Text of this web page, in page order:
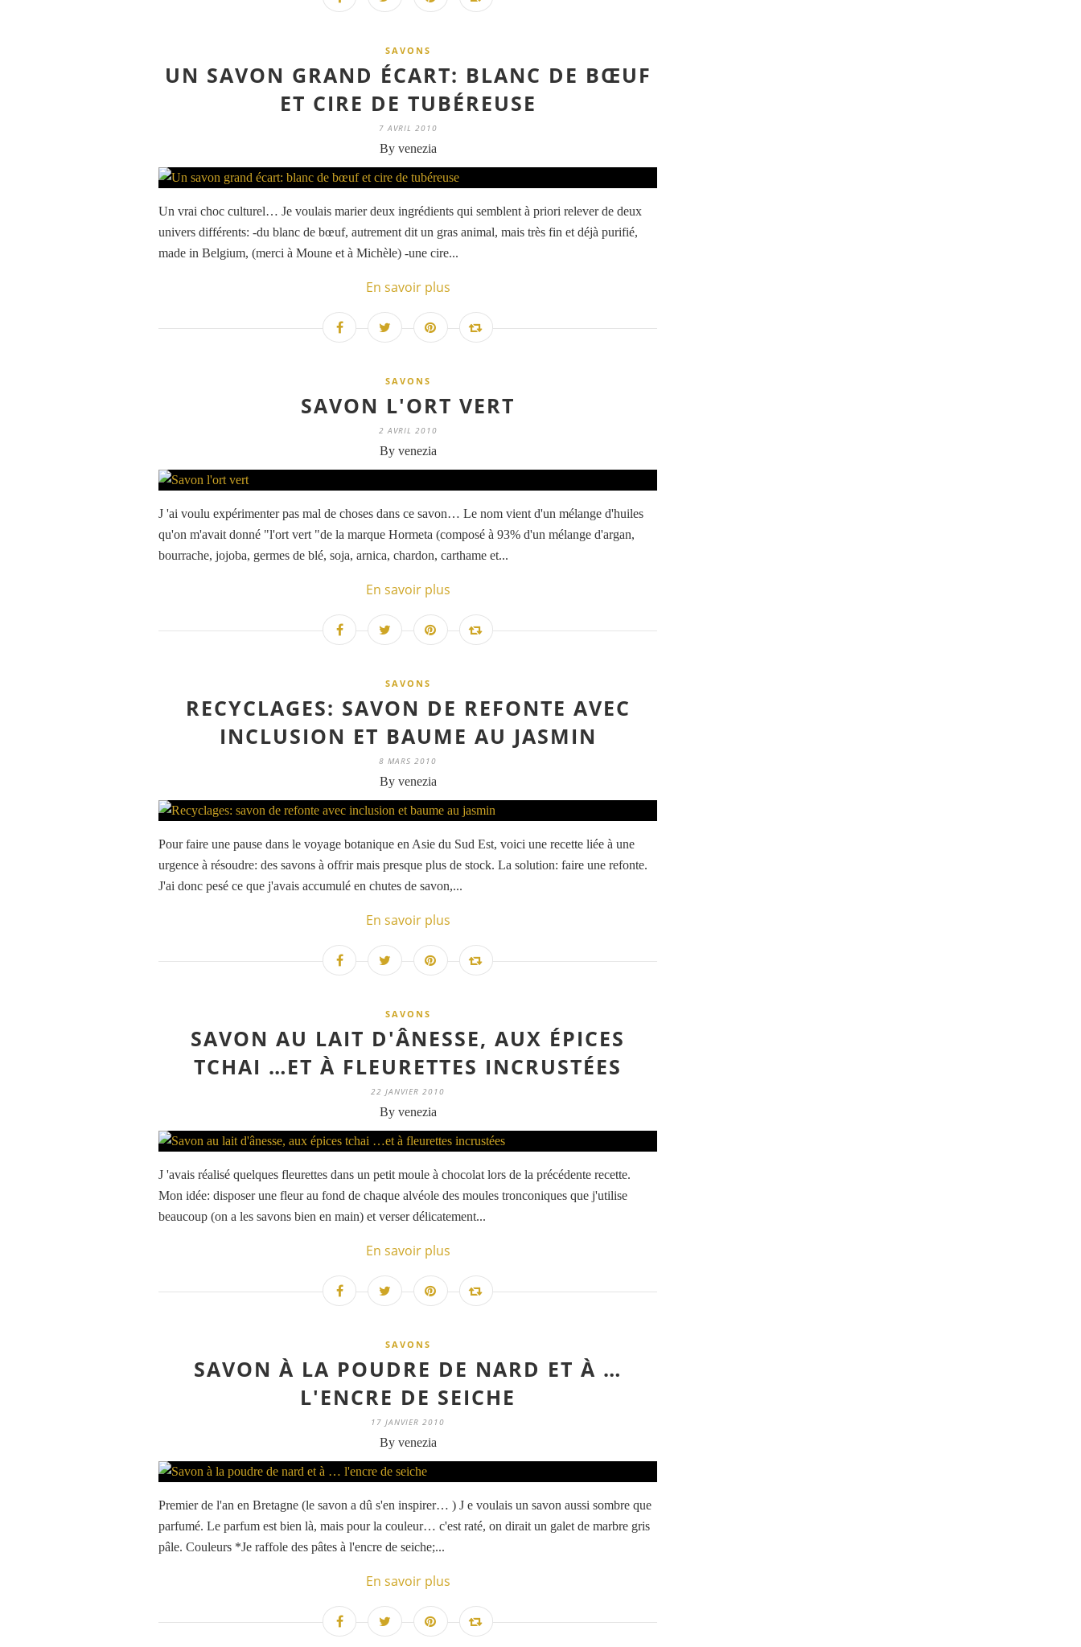
SAVONS
UN SAVON GRAND ÉCART: BLANC DE BŒUF
ET CIRE DE TUBÉREUSE
7 AVRIL 2010
By venezia
Un vrai choc culturel… Je voulais marier deux ingrédients qui semblent à priori relever de deux
univers différents: -du blanc de bœuf, autrement dit un gras animal, mais très fin et déjà purifié,
made in Belgium, (merci à Moune et à Michèle) -une cire...
En savoir plus
SAVONS
SAVON L'ORT VERT
2 AVRIL 2010
By venezia
J 'ai voulu expérimenter pas mal de choses dans ce savon… Le nom vient d'un mélange d'huiles
qu'on m'avait donné "l'ort vert "de la marque Hormeta (composé à 93% d'un mélange d'argan,
bourrache, jojoba, germes de blé, soja, arnica, chardon, carthame et...
En savoir plus
SAVONS
RECYCLAGES: SAVON DE REFONTE AVEC
INCLUSION ET BAUME AU JASMIN
8 MARS 2010
By venezia
Pour faire une pause dans le voyage botanique en Asie du Sud Est, voici une recette liée à une
urgence à résoudre: des savons à offrir mais presque plus de stock. La solution: faire une refonte.
J'ai donc pesé ce que j'avais accumulé en chutes de savon,...
En savoir plus
SAVONS
SAVON AU LAIT D'ÂNESSE, AUX ÉPICES
TCHAI …ET À FLEURETTES INCRUSTÉES
22 JANVIER 2010
By venezia
J 'avais réalisé quelques fleurettes dans un petit moule à chocolat lors de la précédente recette.
Mon idée: disposer une fleur au fond de chaque alvéole des moules tronconiques que j'utilise
beaucoup (on a les savons bien en main) et verser délicatement...
En savoir plus
SAVONS
SAVON À LA POUDRE DE NARD ET À …
L'ENCRE DE SEICHE
17 JANVIER 2010
By venezia
Premier de l'an en Bretagne (le savon a dû s'en inspirer… ) J e voulais un savon aussi sombre que
parfumé. Le parfum est bien là, mais pour la couleur… c'est raté, on dirait un galet de marbre gris
pâle. Couleurs *Je raffole des pâtes à l'encre de seiche;...
En savoir plus